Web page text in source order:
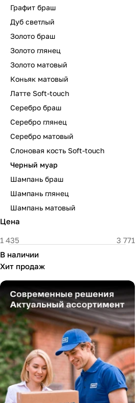
Графит браш
Дуб светлый
Золото браш
Золото глянец
Золото матовый
Коньяк матовый
Латте Soft-touch
Серебро браш
Серебро глянец
Серебро матовый
Слоновая кость Soft-touch
Черный муар
Шампань браш
Шампань глянец
Шампань матовый
Цена
В наличии
Хит продаж